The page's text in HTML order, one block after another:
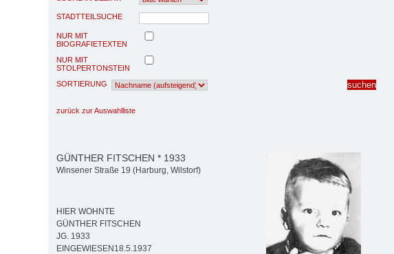
STADTTEILSUCHE
NUR MIT
BIOGRAFIETEXTEN
NUR MIT
STOLPERTONSTEIN
SORTIERUNG
zurück zur Auswahlliste
GÜNTHER FITSCHEN * 1933
Winsener Straße 19 (Harburg, Wilstorf)
HIER WOHNTE
GÜNTHER FITSCHEN
JG. 1933
EINGEWIESEN18.5.1937